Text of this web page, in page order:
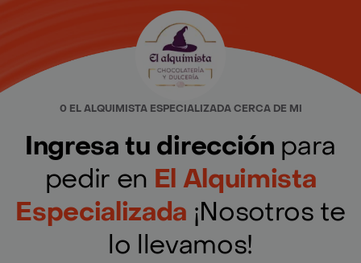
0 EL ALQUIMISTA ESPECIALIZADA CERCA DE MI
Ingresa tu dirección para
pedir en El Alquimista
Especializada ¡Nosotros te
lo llevamos!